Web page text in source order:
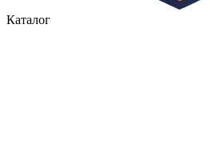
Каталог